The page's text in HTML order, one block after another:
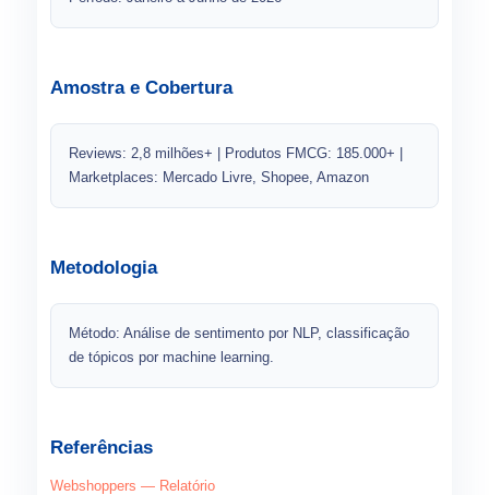
Amostra e Cobertura
Reviews: 2,8 milhões+ | Produtos FMCG: 185.000+ |
Marketplaces: Mercado Livre, Shopee, Amazon
Metodologia
Método: Análise de sentimento por NLP, classificação
de tópicos por machine learning.
Referências
Webshoppers — Relatório